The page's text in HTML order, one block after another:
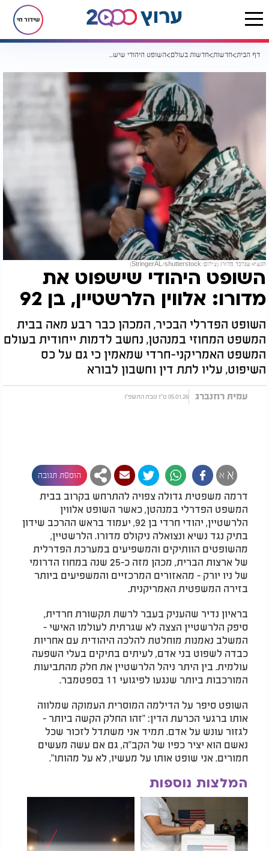
שידור חי
דף הבית חדשות חדשות בעולם השופט היהודי שישפוט את מדורו: אלווין הלרשטיין, בן 92
הנשיא שנלכד, מדורו. (צילום: StringerAL/shutterstock)
השופט היהודי שישפוט את
מדורו: אלווין הלרשטיין, בן 92
השופט הפדרלי הבכיר, המכהן כבר רבע מאה בבית
המשפט המחוזי במנהטן, נחשב לדמות ייחודית בעולם
המשפט האמריקני-חרדי שמאמין כי גם על כס
השיפוט, עליו לתת דין וחשבון לבורא
עמית רוזנברג 05.01.26 ט"ז טבת התשפ"ו
א א הוספת תגובה
דרמה משפטית גדולה צפויה להתרחש בקרוב בבית
המשפט הפדרלי במנהטן, כאשר השופט אלווין
הלרשטיין, יהודי חרדי בן 92, יעמוד בראש ההרכב שידון
בתיק נגד נשיא ונצואלה ניקולס מדורו. הלרשטיין,
מהשופטים הוותיקים והמשפיעים במערכת הפדרלית
של ארצות הברית, מכהן מזה כ-25 שנה במחוז הדרומי
של ניו יורק - מהאזורים המרכזיים והמשפיעים ביותר
בזירה המשפטית האמריקנית.
בראיון נדיר שהעניק בעבר לרשת תקשורת חרדית,
סיפק הלרשטיין הצצה לא שגרתית לעולמו האישי -
המשלב נאמנות מוחלטת להלכה היהודית עם אחריות
כבדה לשפוט בני אדם, לעיתים בתיקים בעלי השפעה
עולמית. בין היתר ניהל הלרשטיין את חלק מהתביעות
המורכבות ביותר שנגעו לפיגועי 11 בספטמבר.
השופט סיפר על הדילמה המוסרית העמוקה שמלווה
אותו ברגעי הכרעת הדין: "זהו החלק הקשה ביותר -
לגזור עונש על אדם. תמיד אני משתדל לזכור שכל
נאשם הוא יציר כפיו של הקב"ה, גם אם עשה מעשים
חמורים. אני שופט אותו על מעשיו, לא על מהותו".
המלצות נוספות